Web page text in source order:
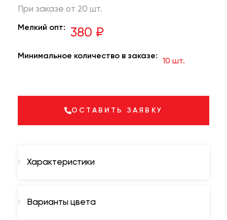
При заказе от 20 шт.
Мелкий опт: 380 ₽
Минимальное количество в заказе:
10 шт.
ОСТАВИТЬ ЗАЯВКУ
Характеристики
Варианты цвета